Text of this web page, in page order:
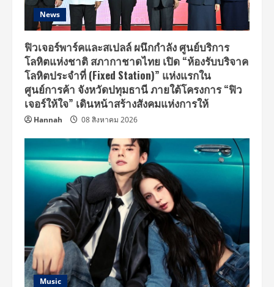
News
ฟิวเจอร์พาร์คและสเปลล์ ผนึกกำลัง ศูนย์บริการ
โลหิตแห่งชาติ สภากาชาดไทย เปิด “ห้องรับบริจาค
โลหิตประจำที่ (Fixed Station)” แห่งแรกใน
ศูนย์การค้า จังหวัดปทุมธานี ภายใต้โครงการ “ฟิว
เจอร์ให้ใจ” เดินหน้าสร้างสังคมแห่งการให้
Hannah 08 สิงหาคม 2026
Music